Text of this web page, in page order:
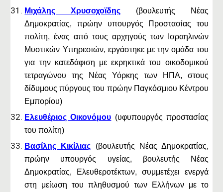
Μιχάλης Χρυσοχοϊδης (βουλευτής Νέας
Δημοκρατίας, πρώην υπουργός Προστασίας του
πολίτη, ένας από τους αρχηγούς των Ισραηλινών
Μυστικών Υπηρεσιών, εργάστηκε με την ομάδα του
για την κατεδάφιση με εκρηκτικά του οικοδομικού
τετραγώνου της Νέας Υόρκης των ΗΠΑ, στους
δίδυμους πύργους του πρώην Παγκόσμιου Κέντρου
Εμπορίου)
Ελευθέριος Οικονόμου (υφυπουργός προστασίας
του πολίτη)
Βασίλης Κικίλιας (βουλευτής Νέας Δημοκρατίας,
πρώην υπουργός υγείας, βουλευτής Νέας
Δημοκρατίας, Ελευθεροτέκτων, συμμετέχει ενεργά
στη μείωση του πληθυσμού των Ελλήνων με το